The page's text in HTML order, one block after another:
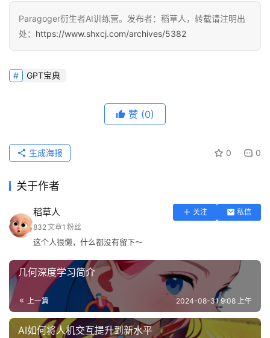
Paragoger衍生者AI训练营。发布者：稻草人，转载请注明出
处： https://www.shxcj.com/archives/5382
GPT宝典
赞 (0)
0 0
生成海报
关于作者
稻草人 关注
私信
832文章1 粉丝
这个人很懒，什么都没有留下～
几何深度学习简介
上一篇 2024-08-31 9:08 上午
AI如何将人机交互提升到新水平